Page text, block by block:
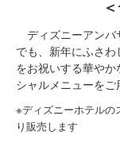
ディズニーアンバ
でも、新年にふさ
をお祝いする華や
シャルメニューをご
※ディズニーホテルの
り販売します